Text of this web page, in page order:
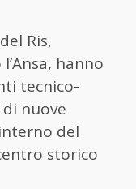
Ris,
hanno
tecnico-
nuove
del
storico